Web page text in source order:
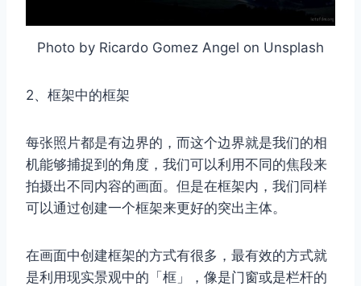
Photo by Ricardo Gomez Angel on Unsplash
2、框架中的框架
每张照片都是有边界的，而这个边界就是我们的相
机能够捕捉到的角度，我们可以利用不同的焦段来
拍摄出不同内容的画面。但是在框架内，我们同样
可以通过创建一个框架来更好的突出主体。
在画面中创建框架的方式有很多，最有效的方式就
是利用现实景观中的「框」，像是门窗或是栏杆的